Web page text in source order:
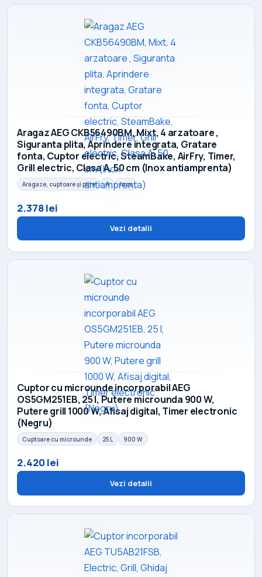
Aragaz AEG CKB56490BM, Mixt, 4 arzatoare ,
Siguranta plita, Aprindere integrata, Gratare
fonta, Cuptor electric, SteamBake, AirFry, Timer,
Grill electric, Clasa A, 50 cm (Inox antiamprenta)
Aragaze, cuptoare și plite A Inox
2.378 lei
Vezi detalii
Cuptor cu microunde incorporabil AEG
OS5GM251EB, 25 l, Putere microunda 900 W,
Putere grill 1000 W, Afisaj digital, Timer electronic
(Negru)
Cuptoare cu microunde 25 L 900 W
2.420 lei
Vezi detalii